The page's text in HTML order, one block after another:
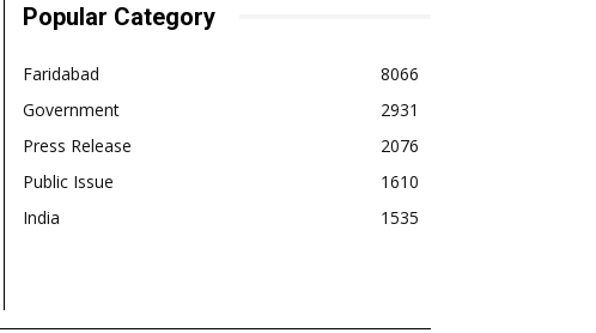
Popular Category
Faridabad
8066
Government
2931
Press Release
2076
Public Issue
1610
India
1535